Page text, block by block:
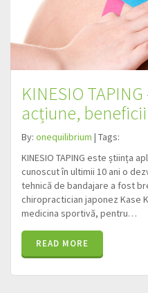
KINESIO
acțiune,
By: onequilibrium | Tags:
KINESIO TAPING este știința
cunoscut în ultimii 10 ani o
tehnică de bandajare a fost
chiropractician japonez Kase
medicina sportivă, pentru…
READ MORE